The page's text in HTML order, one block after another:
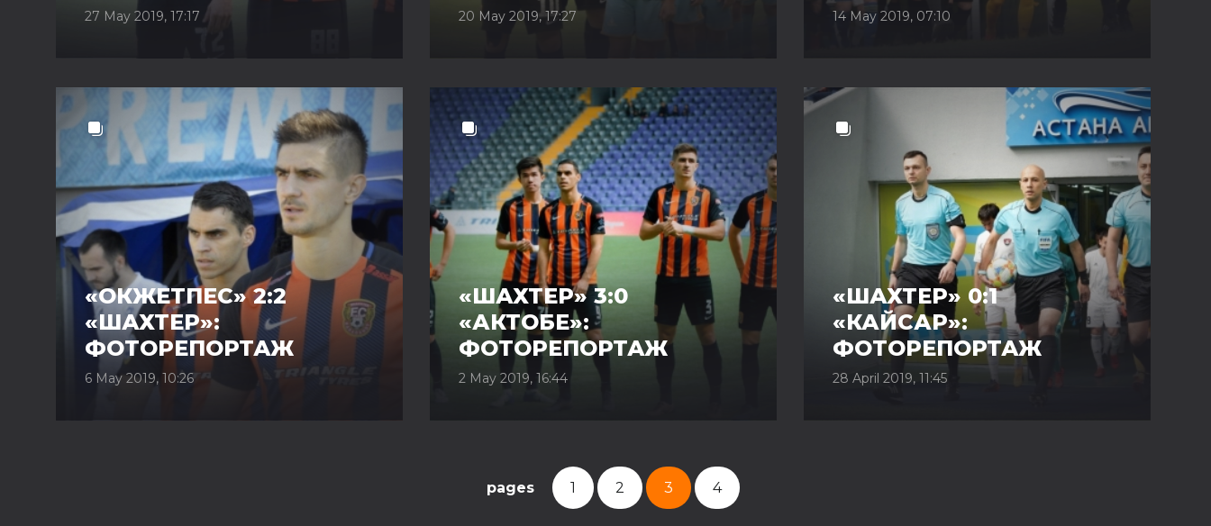
27 May 2019, 17:17 20 May 2019, 17:27 14 May 2019, 07:10
«ОКЖЕТПЕС» 2:2
«ШАХТЕР»:
ФОТОРЕПОРТАЖ
6 May 2019, 10:26
«ШАХТЕР» 3:0
«АКТОБЕ»:
ФОТОРЕПОРТАЖ
2 May 2019, 16:44
«ШАХТЕР» 0:1
«КАЙСАР»:
ФОТОРЕПОРТАЖ
28 April 2019, 11:45
pages 1 2 3 4